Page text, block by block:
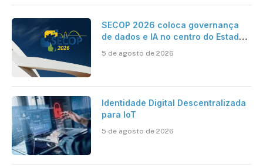
SECOP 2026 coloca governança
de dados e IA no centro do Estado
5 de agosto de 2026
Identidade Digital Descentralizada
para IoT
5 de agosto de 2026